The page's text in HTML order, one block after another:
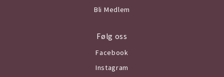
Bli Medlem
Følg oss
Facebook
Instagram